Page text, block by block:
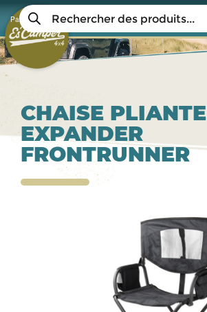
Aller
au
contenu
principal
Panier Mon compte
Recherche
de
produits
CHAISE PLIANTE
EXPANDER
FRONTRUNNER